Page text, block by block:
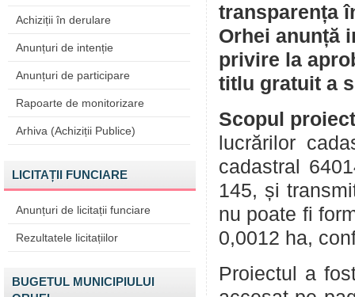
Achiziții în derulare
Anunțuri de intenție
Anunțuri de participare
Rapoarte de monitorizare
Arhiva (Achiziții Publice)
LICITAȚII FUNCIARE
Anunțuri de licitații funciare
Rezultatele licitațiilor
BUGETUL MUNICIPIULUI
transparența
Orhei anunță
privire la
titlu gratuit a
Scopul
lucrărilor
cadastral
145, și
nu poate fi
0,0012 ha,
Proiectul a